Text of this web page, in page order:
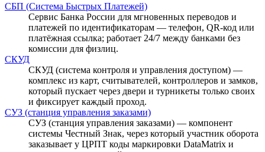
СБП (Система Быстрых Платежей)
Сервис Банка России для мгновенных переводов и
платежей по идентификаторам — телефон, QR-код или
платёжная ссылка; работает 24/7 между банками без
комиссии для физлиц.
СКУД
СКУД (система контроля и управления доступом) —
комплекс из карт, считывателей, контроллеров и замков,
который пускает через двери и турникеты только своих
и фиксирует каждый проход.
СУЗ (станция управления заказами)
СУЗ (станция управления заказами) — компонент
системы Честный Знак, через который участник оборота
заказывает у ЦРПТ коды маркировки DataMatrix и